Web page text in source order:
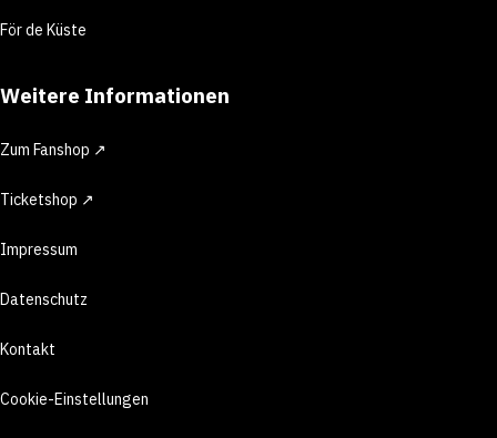
För de Küste
Weitere Informationen
Zum Fanshop ↗
Ticketshop ↗
Impressum
Datenschutz
Kontakt
Cookie-Einstellungen